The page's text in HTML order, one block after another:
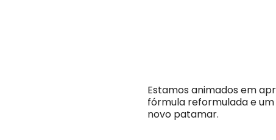
Estamos animados em
fórmula reformulada e
novo patamar.